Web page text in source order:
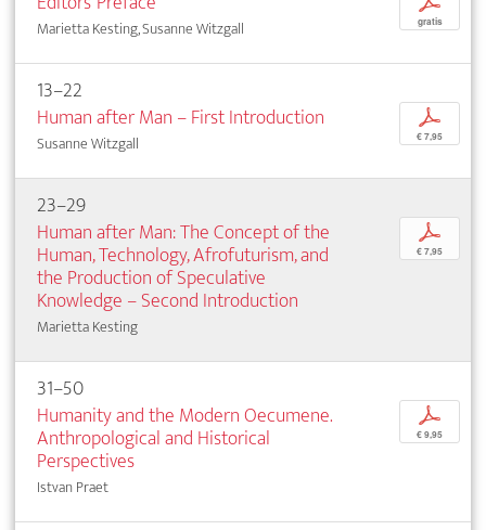
Marietta Kesting, Susanne Witzgall gratis
13–22
Human after Man – First Introduction
Susanne Witzgall
p
€ 7,95
23–29
Human after Man: The Concept of the
Human, Technology, Afrofuturism, and
the Production of Speculative
Knowledge – Second Introduction
Marietta Kesting
p
€ 7,95
31–50
Humanity and the Modern Oecumene.
Anthropological and Historical
Perspectives
Istvan Praet
p
€ 9,95